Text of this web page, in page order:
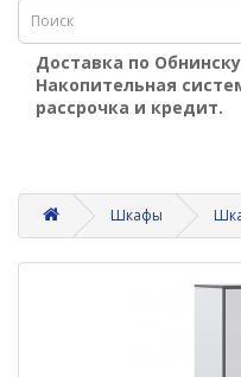
Доставка по Обнинску
Накопительная
рассрочка и кредит.
Шкафы